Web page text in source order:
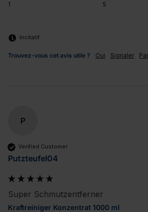
1 5
Incitatif
Trouvez-vous cet avis utile ? Oui Signaler
P
Verified Customer
Putzteufel04
Super Schmutzentferner
Kraftreiniger Konzentrat 1000 ml